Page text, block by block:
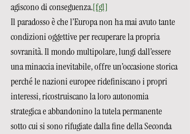
agiscono di conseguenza.[fg1]
Il paradosso è che l’Europa non ha mai avuto tante
condizioni oggettive per recuperare la propria
sovranità. Il mondo multipolare, lungi dall’essere
una minaccia inevitabile, offre un’occasione storica
perché le nazioni europee ridefiniscano i propri
interessi, ricostruiscano la loro autonomia
strategica e abbandonino la tutela permanente
sotto cui si sono rifugiate dalla fine della Seconda